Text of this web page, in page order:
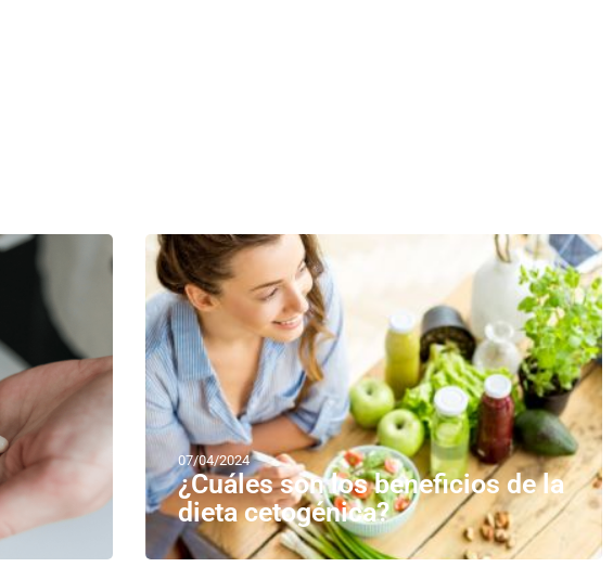
07/04/2024
¿Cuáles son los beneficios de la
dieta cetogénica?